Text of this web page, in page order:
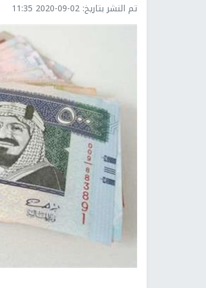
تم النشر بتاريخ: 2020-09-02 11:35